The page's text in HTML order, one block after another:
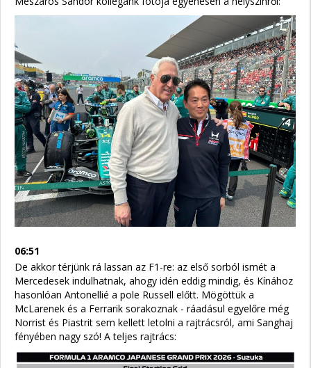
06:51
De akkor térjünk rá lassan az F1-re: az első sorból ismét a
Mercedesek indulhatnak, ahogy idén eddig mindig, és Kínához
hasonlóan Antonellié a pole Russell előtt. Mögöttük a
McLarenek és a Ferrarik sorakoznak - ráadásul egyelőre még
Norrist és Piastrit sem kellett letolni a rajtrácsról, ami Sanghaj
fényében nagy szó! A teljes rajtrács: